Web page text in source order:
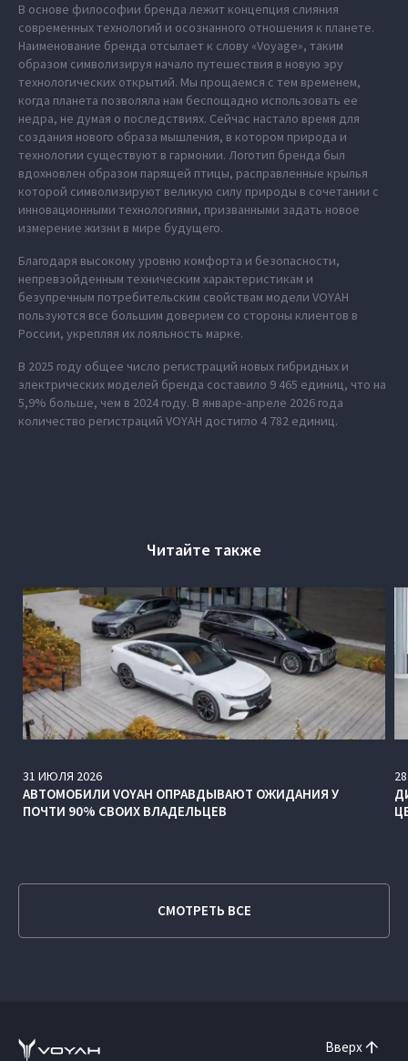
В основе философии бренда лежит концепция слияния
современных технологий и осознанного отношения к планете.
Наименование бренда отсылает к слову «Voyage», таким
образом символизируя начало путешествия в новую эру
технологических открытий. Мы прощаемся с тем временем,
когда планета позволяла нам беспощадно использовать ее
недра, не думая о последствиях. Сейчас настало время для
создания нового образа мышления, в котором природа и
технологии существуют в гармонии. Логотип бренда был
вдохновлен образом парящей птицы, расправленные крылья
которой символизируют великую силу природы в сочетании с
инновационными технологиями, призванными задать новое
измерение жизни в мире будущего.
Благодаря высокому уровню комфорта и безопасности,
непревзойденным техническим характеристикам и
безупречным потребительским свойствам модели VOYAH
пользуются все большим доверием со стороны клиентов в
России, укрепляя их лояльность марке.
В 2025 году общее число регистраций новых гибридных и
электрических моделей бренда составило 9 465 единиц, что на
5,9% больше, чем в 2024 году. В январе-апреле 2026 года
количество регистраций VOYAH достигло 4 782 единиц.
Читайте также
31 ИЮЛЯ 2026
АВТОМОБИЛИ VOYAH ОПРАВДЫВАЮТ ОЖИДАНИЯ У
ПОЧТИ 90% СВОИХ ВЛАДЕЛЬЦЕВ
28
СМОТРЕТЬ ВСЕ
Вверх